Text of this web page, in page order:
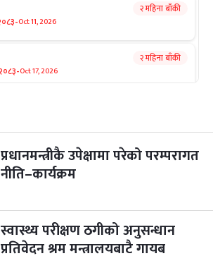
-Oct 11, 2026
२ महिना बाँकी
-Oct 17, 2026
२ महिना बाँकी
-Oct 20, 2026
२ महिना बाँकी
Oct 21, 2026
प्रधानमन्त्रीकै उपेक्षामा परेको परम्परागत
नीति–कार्यक्रम
स्वास्थ्य परीक्षण ठगीको अनुसन्धान
प्रतिवेदन श्रम मन्त्रालयबाटै गायब